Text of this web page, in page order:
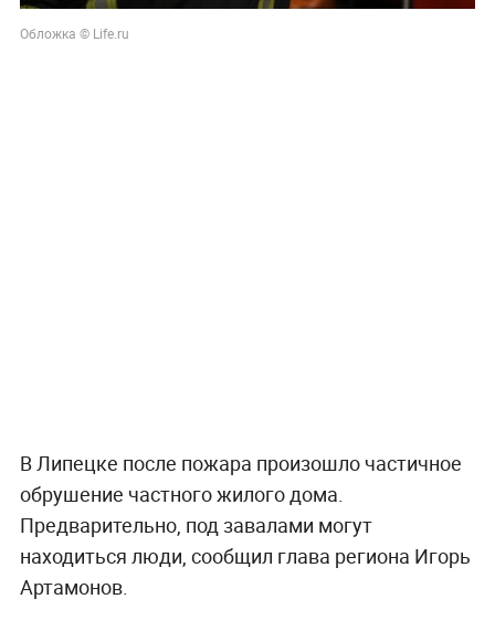
Обложка © Life.ru
В Липецке после пожара произошло частичное
обрушение частного жилого дома.
Предварительно, под завалами могут
находиться люди, сообщил глава региона Игорь
Артамонов.